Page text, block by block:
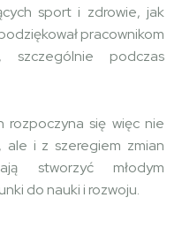
sport i zdrowie, jak
pracownikom
szczególnie podczas
rozpoczyna się więc nie
ale i z szeregiem zmian
stworzyć młodym
do nauki i rozwoju.